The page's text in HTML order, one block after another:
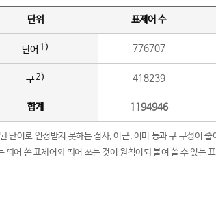
단위 표제어 수
단어 1) 776707
구2) 418239
합계 1194946
단어로 인정받지 못하는 접사, 어근, 어미 등과 구 구성이 줄
띄어 쓴 표제어와 띄어 쓰는 것이 원칙이되 붙여 쓸 수 있는